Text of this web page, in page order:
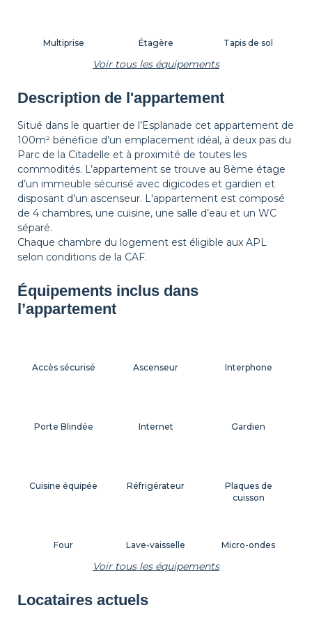
Corbeille à papier
Multiprise
Décorations
Étagère
Table de chevet Lampe de chevet
Tapis de sol
Voir tous les équipements
Description de l'appartement
Situé dans le quartier de l’Esplanade cet appartement de
100m² bénéficie d’un emplacement idéal, à deux pas du
Parc de la Citadelle et à proximité de toutes les
commodités. L’appartement se trouve au 8ème étage
d’un immeuble sécurisé avec digicodes et gardien et
disposant d’un ascenseur. L'appartement est composé
de 4 chambres, une cuisine, une salle d’eau et un WC
séparé.
Chaque chambre du logement est éligible aux APL
selon conditions de la CAF.
Équipements inclus dans
l’appartement
Internet
Cuisine équipée Réfrigérateur
Micro-ondes
Four
Plaques de
cuisson
Machine à café Grille-pain
Accès sécurisé
Lave-vaisselle
Ascenseur Interphone
Gardien
Porte Blindée
Voir tous les équipements
Locataires actuels